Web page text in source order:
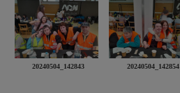
20240504_142843 20240504_142854